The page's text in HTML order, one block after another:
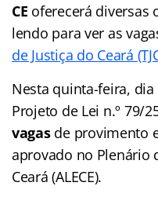
CE oferecerá diversas
lendo para ver as
de Justiça do Ceará
Nesta quinta-feira, dia
Projeto de Lei n.º 79/
vagas de provimento
aprovado no Plenário
Ceará (ALECE).